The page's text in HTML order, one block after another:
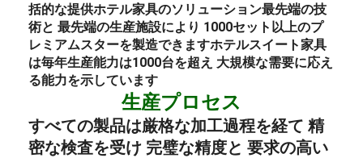
括的な提供ホテル家具のソリューション最先端の技
術と 最先端の生産施設により 1000セット以上のプ
レミアムスターを製造できますホテルスイート家具
は毎年生産能力は1000台を超え 大規模な需要に応え
る能力を示しています
生産プロセス
すべての製品は厳格な加工過程を経て 精
密な検査を受け 完璧な精度と 要求の高い